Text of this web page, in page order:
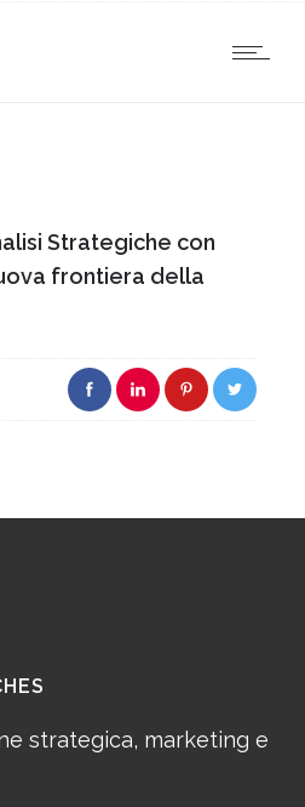
Strategiche con
frontiera della
strategica, marketing e